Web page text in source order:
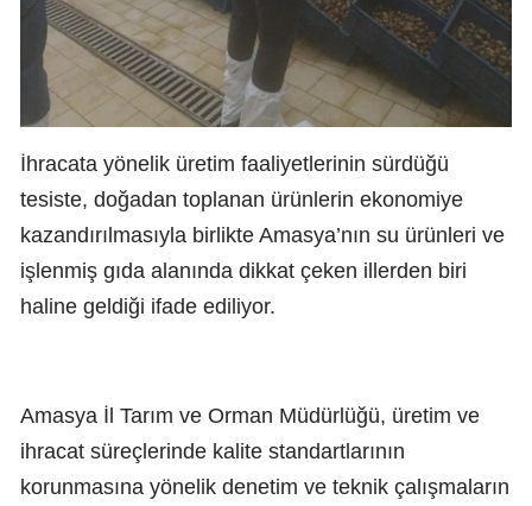
İhracata yönelik üretim faaliyetlerinin sürdüğü
tesiste, doğadan toplanan ürünlerin ekonomiye
kazandırılmasıyla birlikte Amasya’nın su ürünleri ve
işlenmiş gıda alanında dikkat çeken illerden biri
haline geldiği ifade ediliyor.
Amasya İl Tarım ve Orman Müdürlüğü, üretim ve
ihracat süreçlerinde kalite standartlarının
korunmasına yönelik denetim ve teknik çalışmaların